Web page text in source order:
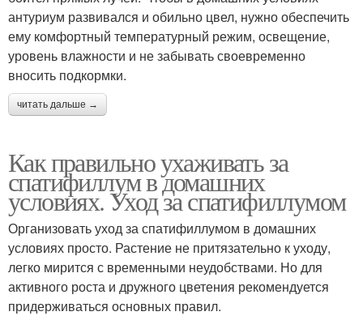
антуриум развивался и обильно цвел, нужно обеспечить
ему комфортный температурный режим, освещение,
уровень влажности и не забывать своевременно
вносить подкормки.
читать дальше →
Как правильно ухаживать за
спатифиллум в домашних
условиях. Уход за спатифиллумом
Организовать уход за спатифиллумом в домашних
условиях просто. Растение не притязательно к уходу,
легко мирится с временными неудобствами. Но для
активного роста и дружного цветения рекомендуется
придерживаться основных правил.